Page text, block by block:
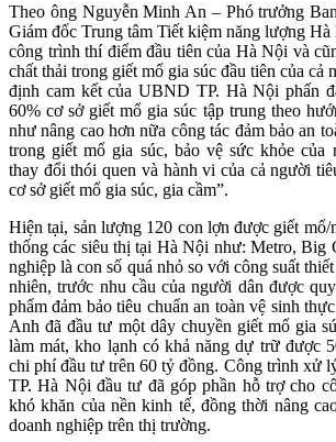
Theo ông Nguyễn Minh An – Phó trưởng
Giám đốc Trung tâm Tiết kiệm năng lượng
công trình thí điểm đầu tiên của Hà Nội và
chất thải trong giết mổ gia súc đầu tiên của cả
định cam kết của UBND TP. Hà Nội phấn
60% cơ sở giết mổ gia súc tập trung theo
như nâng cao hơn nữa công tác đảm bảo an
trong giết mổ gia súc, bảo vệ sức khỏe của
thay đổi thói quen và hành vi của cả người
cơ sở giết mổ gia súc, gia cầm”.
Hiện tại, sản lượng 120 con lợn được giết mổ/
thống các siêu thị tại Hà Nội như: Metro, Big
nghiệp là con số quá nhỏ so với công suất
nhiên, trước nhu cầu của người dân được
phẩm đảm bảo tiêu chuẩn an toàn vệ sinh
Anh đã đầu tư một dây chuyền giết mổ gia
làm mát, kho lạnh có khả năng dự trữ được
chi phí đầu tư trên 60 tỷ đồng. Công trình xử
TP. Hà Nội đầu tư đã góp phần hỗ trợ cho
khó khăn của nền kinh tế, đồng thời nâng
doanh nghiệp trên thị trường.